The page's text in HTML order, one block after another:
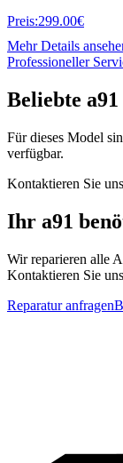
Preis:299.00€
Mehr Details
Professioneller
Beliebte a91
Für dieses Model
verfügbar.
Kontaktieren Sie
Ihr a91
Wir reparieren alle
Kontaktieren Sie
Reparatur anfragen